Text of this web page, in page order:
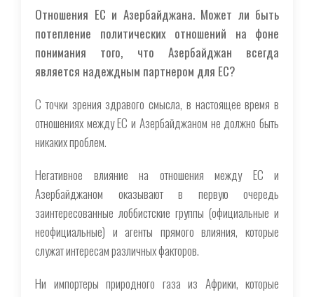
Отношения ЕС и Азербайджана. Может ли быть
потепление политических отношений на фоне
понимания того, что Азербайджан всегда
является надеждным партнером для ЕС?
С точки зрения здравого смысла, в настоящее время в
отношениях между ЕС и Азербайджаном не должно быть
никаких проблем.
Негативное влияние на отношения между ЕС и
Азербайджаном оказывают в первую очередь
заинтересованные лоббистские группы (официальные и
неофициальные) и агенты прямого влияния, которые
служат интересам различных факторов.
Ни импортеры природного газа из Африки, которые